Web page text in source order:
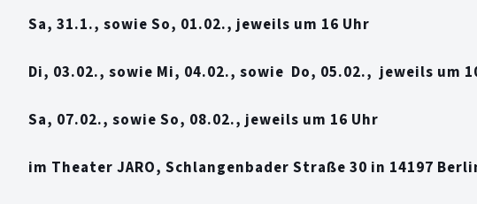
Sa, 31.1., sowie So, 01.02., jeweils um 16 Uhr
Di, 03.02., sowie Mi, 04.02., sowie Do, 05.02., jeweils um
Sa, 07.02., sowie So, 08.02., jeweils um 16 Uhr
im Theater JARO, Schlangenbader Straße 30 in 14197